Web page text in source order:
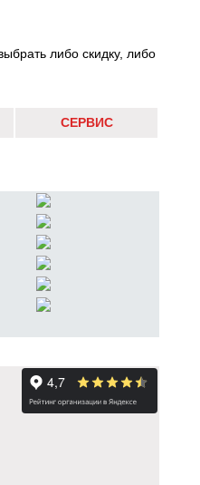
либо скидку, либо
СЕРВИС